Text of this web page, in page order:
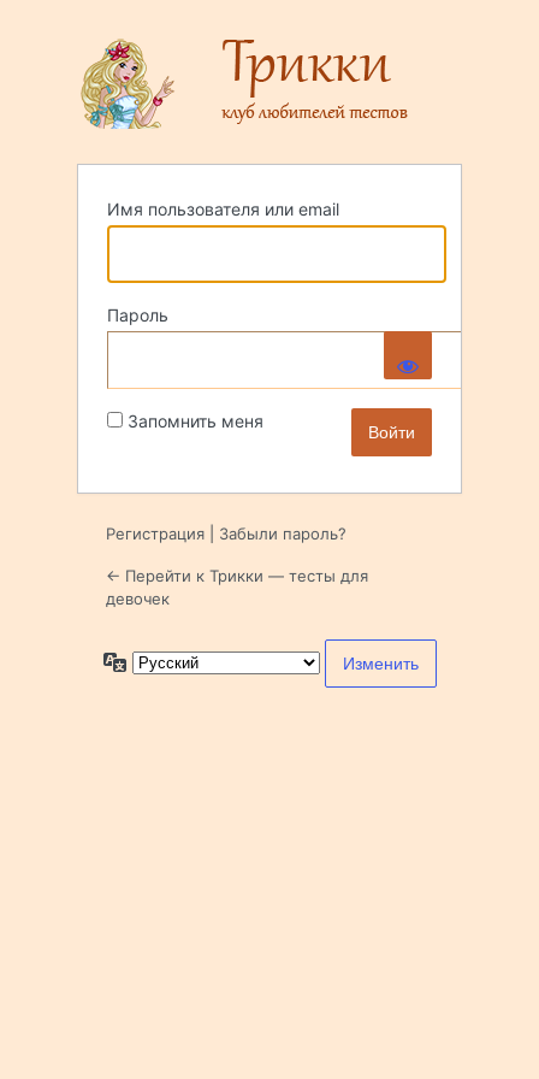
Имя пользователя или email
Пароль
Запомнить меня
Регистрация Забыли пароль?
← Перейти к Трикки — тесты для
девочек
Язык